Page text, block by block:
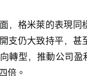
，格米萊的表現同
支仍大致持平，
轉型，推動公司
倍。